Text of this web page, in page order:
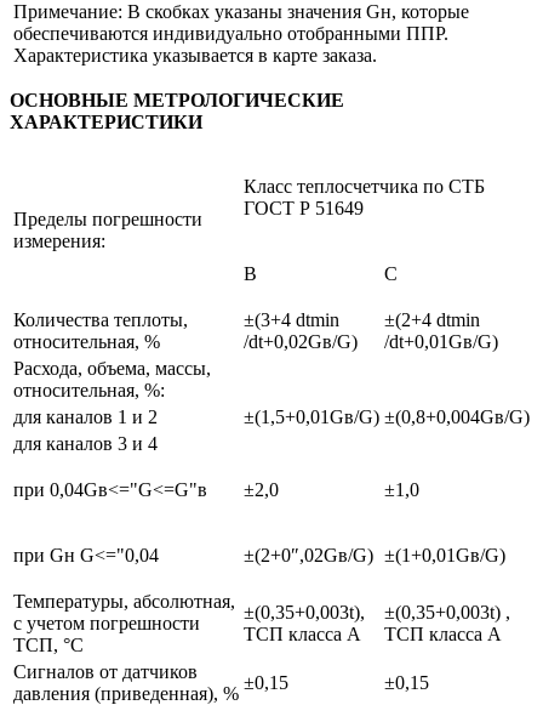
Примечание: В скобках указаны значения Gн, которые
обеспечиваются индивидуально отобранными ППР.
Характеристика указывается в карте заказа.
ОСНОВНЫЕ МЕТРОЛОГИЧЕСКИЕ
ХАРАКТЕРИСТИКИ
Пределы погрешности
измерения:
Класс теплосчетчика по СТБ
ГОСТ Р 51649
В С
Количества теплоты,
относительная, %
±(3+4 dtmin
/dt+0,02Gв/G)
±(2+4 dtmin
/dt+0,01Gв/G)
Расхода, объема, массы,
относительная, %:
для каналов 1 и 2
±(1,5+0,01Gв/G) ±(0,8+0,004Gв/G)
для каналов 3 и 4
при 0,04Gв<="G<=G"в ±2,0 ±1,0
при Gн G<="0,04 ±(2+0″,02Gв/G) ±(1+0,01Gв/G)
Температуры, абсолютная,
с учетом погрешности
ТСП, °С
±(0,35+0,003t),
ТСП класса А
±(0,35+0,003t) ,
ТСП класса А
Сигналов от датчиков
давления (приведенная), %
±0,15 ±0,15